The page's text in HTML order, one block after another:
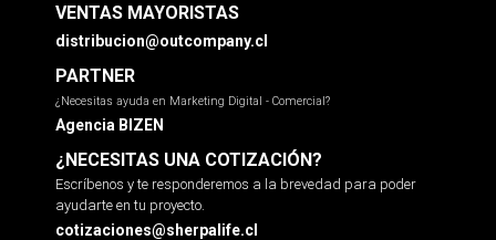
VENTAS MAYORISTAS
distribucion@outcompany.cl
PARTNER
¿Necesitas ayuda en Marketing Digital - Comercial?
Agencia BIZEN
¿NECESITAS UNA COTIZACIÓN?
Escríbenos y te responderemos a la brevedad para poder
ayudarte en tu proyecto.
cotizaciones@sherpalife.cl